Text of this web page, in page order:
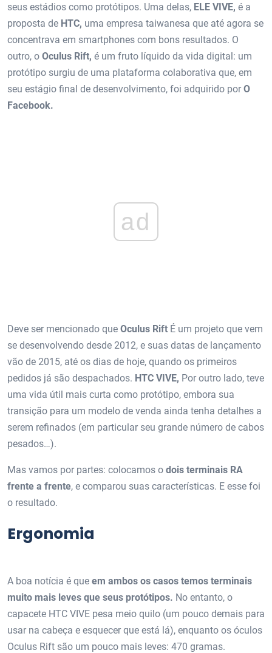
seus estádios como protótipos. Uma delas, ELE VIVE, é a
proposta de HTC, uma empresa taiwanesa que até agora se
concentrava em smartphones com bons resultados. O
outro, o Oculus Rift, é um fruto líquido da vida digital: um
protótipo surgiu de uma plataforma colaborativa que, em
seu estágio final de desenvolvimento, foi adquirido porO
Facebook.
ad
Deve ser mencionado que Oculus Rift É um projeto que vem
se desenvolvendo desde 2012, e suas datas de lançamento
vão de 2015, até os dias de hoje, quando os primeiros
pedidos já são despachados. HTC VIVE, Por outro lado, teve
uma vida útil mais curta como protótipo, embora sua
transição para um modelo de venda ainda tenha detalhes a
serem refinados (em particular seu grande número de cabos
pesados…).
Mas vamos por partes: colocamos o dois terminais RA
frente a frente, e comparou suas características. E esse foi
o resultado.
Ergonomia
A boa notícia é que em ambos os casos temos terminais
muito mais leves que seus protótipos. No entanto, o
capacete HTC VIVE pesa meio quilo (um pouco demais para
usar na cabeça e esquecer que está lá), enquanto os óculos
Oculus Rift são um pouco mais leves: 470 gramas.